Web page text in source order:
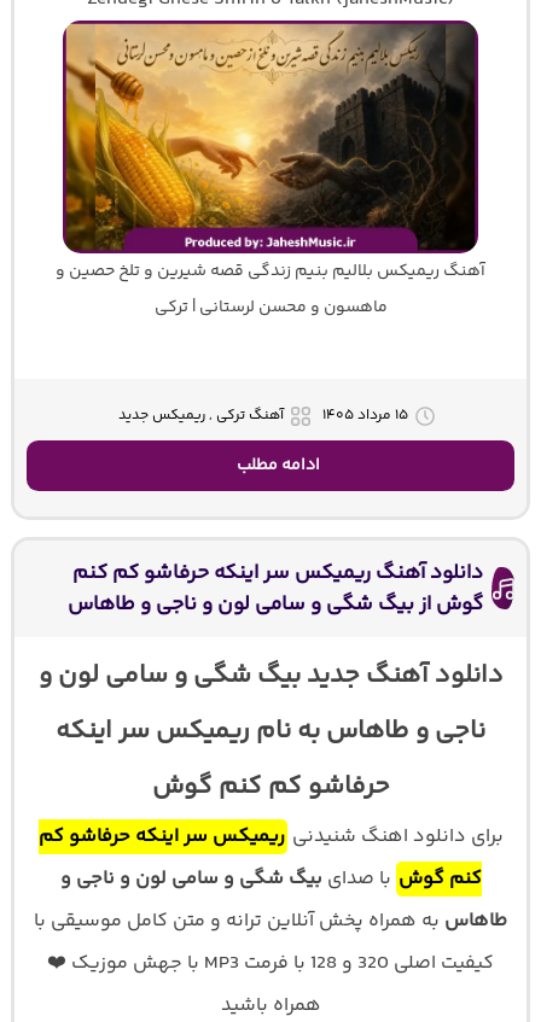
آهنگ ریمیکس بلالیم بنیم زندگی قصه شیرین و تلخ حصین و
ماهسون و محسن لرستانی | ترکی
۱۵ مرداد ۱۴۰۵ آهنگ ترکی , ریمیکس جدید
ادامه مطلب
دانلود آهنگ ریمیکس سر اینکه حرفاشو کم کنم
گوش از بیگ شگی و سامی لون و ناجی و طاهاس
دانلود آهنگ جدید بیگ شگی و سامی لون و
ناجی و طاهاس به نام ریمیکس سر اینکه
حرفاشو کم کنم گوش
برای دانلود اهنگ شنیدنی ریمیکس سر اینکه حرفاشو کم
کنم گوش با صدای بیگ شگی و سامی لون و ناجی و
طاهاس به همراه پخش آنلاین ترانه و متن کامل موسیقی با
کیفیت اصلی 320 و 128 با فرمت MP3 با جهش موزیک ❤️
همراه باشید